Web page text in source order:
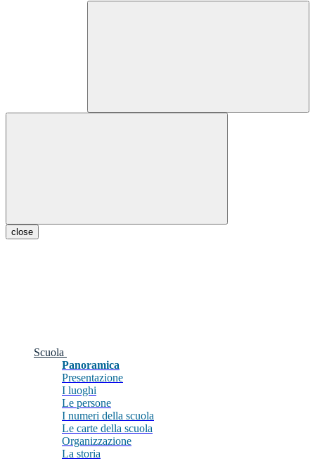
close
Scuola
Panoramica
Presentazione
I luoghi
Le persone
I numeri della scuola
Le carte della scuola
Organizzazione
La storia